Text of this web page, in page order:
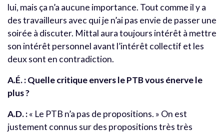
lui, mais ça n’a aucune importance. Tout comme il y a
des travailleurs avec qui je n’ai pas envie de passer une
soirée à discuter. Mittal aura toujours intérêt à mettre
son intérêt personnel avant l’intérêt collectif et les
deux sont en contradiction.
A.É. : Quelle critique envers le PTB vous énerve le
plus ?
A.D. :« Le PTB n’a pas de propositions. » On est
justement connus sur des propositions très très